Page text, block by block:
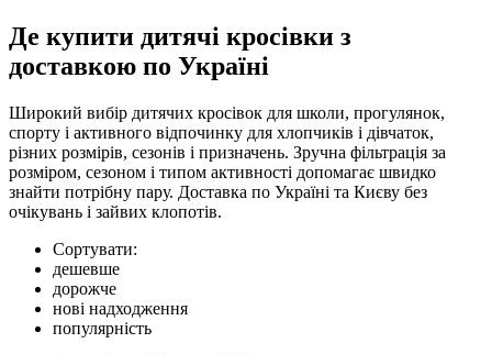
Де купити дитячі кросівки з
доставкою по Україні
Широкий вибір дитячих кросівок для школи, прогулянок,
спорту і активного відпочинку для хлопчиків і дівчаток,
різних розмірів, сезонів і призначень. Зручна фільтрація за
розміром, сезоном і типом активності допомагає швидко
знайти потрібну пару. Доставка по Україні та Києву без
очікувань і зайвих клопотів.
Сортувати:
дешевше
дорожче
нові надходження
популярність